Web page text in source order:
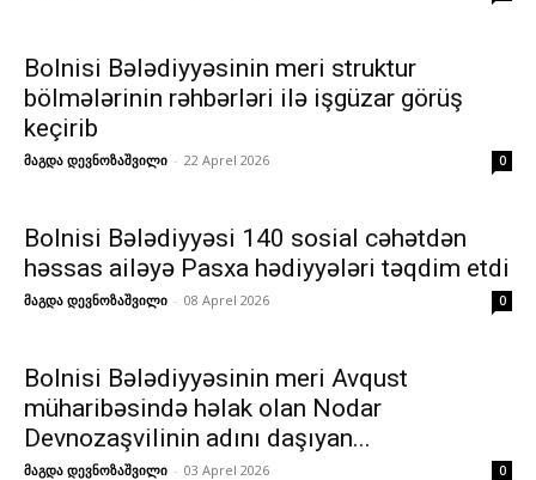
Bolnisi Bələdiyyəsinin meri struktur
bölmələrinin rəhbərləri ilə işgüzar görüş
keçirib
მაგდა დევნოზაშვილი - 22 Aprel 2026 0
Bolnisi Bələdiyyəsi 140 sosial cəhətdən
həssas ailəyə Pasxa hədiyyələri təqdim etdi
მაგდა დევნოზაშვილი - 08 Aprel 2026 0
Bolnisi Bələdiyyəsinin meri Avqust
müharibəsində həlak olan Nodar
Devnozaşvilinin adını daşıyan...
მაგდა დევნოზაშვილი - 03 Aprel 2026 0